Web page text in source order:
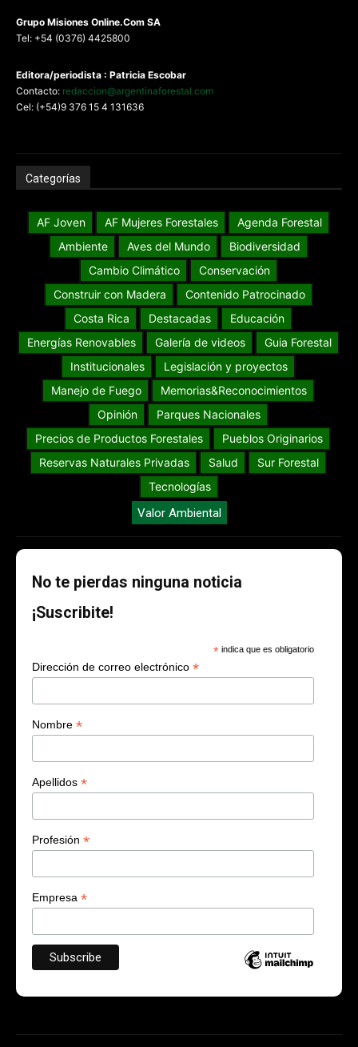
Grupo Misiones Online.Com SA
Tel: +54 (0376) 4425800
Editora/periodista : Patricia Escobar
Contacto: redaccion@argentinaforestal.com
Cel: (+54)9 376 15 4 131636
Categorías
AF Joven AF Mujeres Forestales
Agenda Forestal
Ambiente
Aves del Mundo
Biodiversidad
Cambio Climático
Conservación
Construir con Madera
Contenido Patrocinado
Costa Rica
Destacadas
Educación
Energías Renovables
Galería de videos
Guia Forestal
Institucionales
Legislación y proyectos
Manejo de Fuego
Memorias&Reconocimientos
Opinión
Parques Nacionales
Precios de Productos Forestales
Pueblos Originarios
Reservas Naturales Privadas
Salud
Sur Forestal
Tecnologías
Valor Ambiental
No te pierdas ninguna noticia
¡Suscribite!
* indica que es obligatorio
Dirección de correo electrónico *
Nombre *
Apellidos *
Profesión *
Empresa *